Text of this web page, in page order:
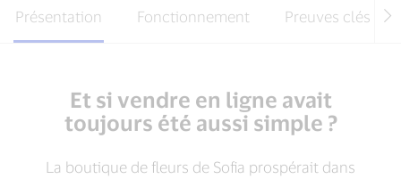
Présentation Fonctionnement Preuves clés
Et si vendre en ligne avait
toujours été aussi simple ?
La boutique de fleurs de Sofia prospérait dans